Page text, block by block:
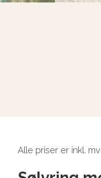
Alle priser er inkl.